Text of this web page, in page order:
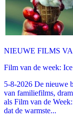
NIEUWE FILMS
Film van de week:
5-8-2026 De nieuwe
van familiefilms,
als Film van de
dat de warmste...